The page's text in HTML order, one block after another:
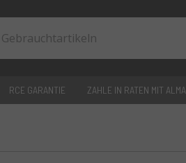
RCE GARANTIE ZAHLE IN RATEN MIT ALMA